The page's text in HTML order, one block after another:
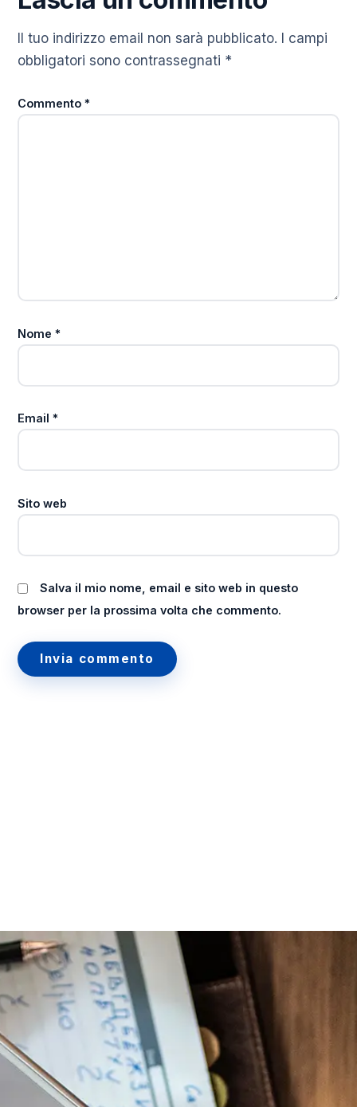
Il tuo indirizzo email non sarà pubblicato. I campi
obbligatori sono contrassegnati *
Commento*
Nome*
Email*
Sito web
Salva il mio nome, email e sito web in questo
browser per la prossima volta che commento.